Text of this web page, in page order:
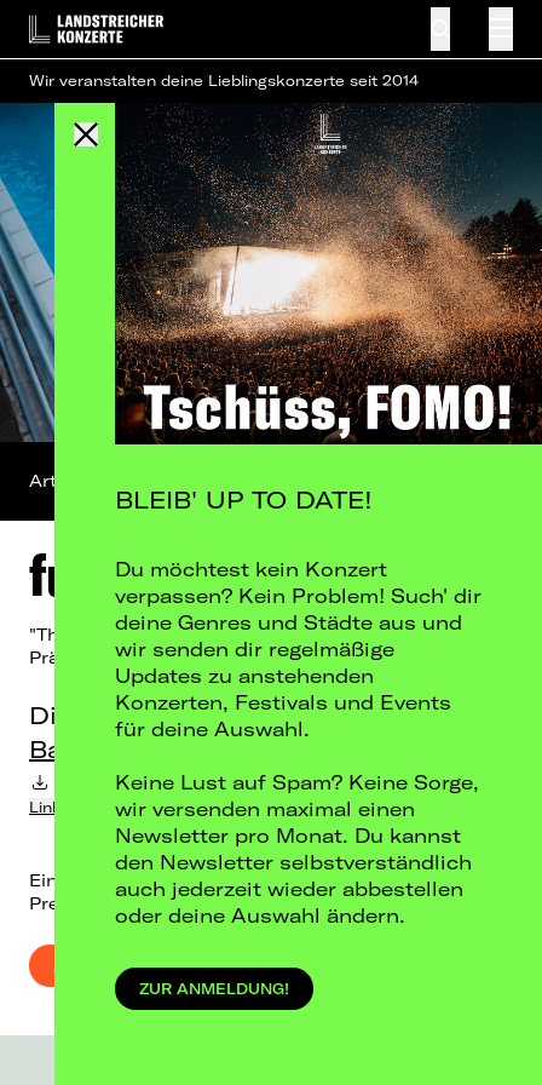
Wir veranstalten deine Lieblingskonzerte seit 2014
futurebae
"The Hot Ex-Effekt" Tour 2026
Präsentiert von: DIFFUS + RAUSGEGANGEN
Di, 22.09.26
Badehaus, Berlin
Termin-Download in Kalender
Link kopieren
Einlass: 19:00 / Beginn: 20:00
Preis: 33,10 € inkl. Gebühren
AUSVERKAUFT
Artist-Profil
BLEIB' UP TO DATE!
Du möchtest kein Konzert
verpassen? Kein Problem! Such' dir
deine Genres und Städte aus und
wir senden dir regelmäßige
Updates zu anstehenden
Konzerten, Festivals und Events
für deine Auswahl.
Keine Lust auf Spam? Keine Sorge,
wir versenden maximal einen
Newsletter pro Monat. Du kannst
den Newsletter selbstverständlich
auch jederzeit wieder abbestellen
oder deine Auswahl ändern.
ZUR ANMELDUNG!